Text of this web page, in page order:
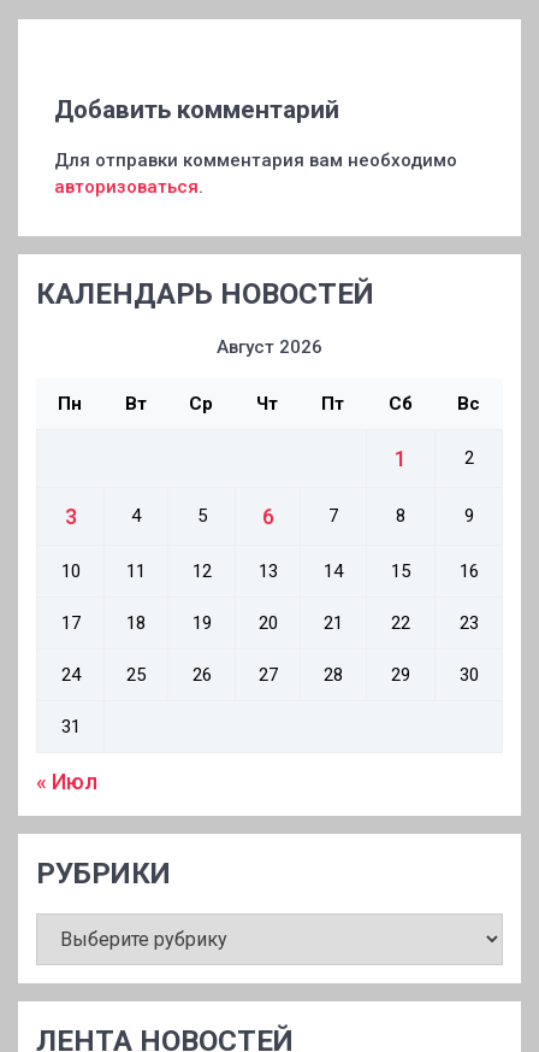
Добавить комментарий
Для отправки комментария вам необходимо
авторизоваться.
КАЛЕНДАРЬ НОВОСТЕЙ
Август 2026
Пн Вт Ср Чт Пт Сб Вс
1 2
3 4 5 6 7 8 9
10 11 12 13 14 15 16
17 18 19 20 21 22 23
24 25 26 27 28 29 30
31
« Июл
РУБРИКИ
ЛЕНТА НОВОСТЕЙ